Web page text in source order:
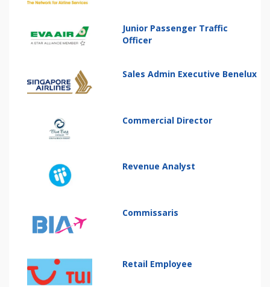
Junior Passenger Traffic
Officer
Sales Admin Executive Benelux
Commercial Director
Revenue Analyst
Commissaris
Retail Employee